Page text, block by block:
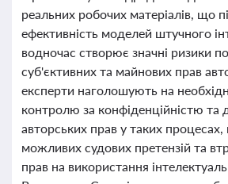
реальних робочих матеріалів, що
ефективність моделей штучного
водночас створює значні ризики
суб'єктивних та майнових прав
експерти наголошують на
контролю за конфіденційністю та
авторських прав у таких
можливих судових претензій та
прав на використання